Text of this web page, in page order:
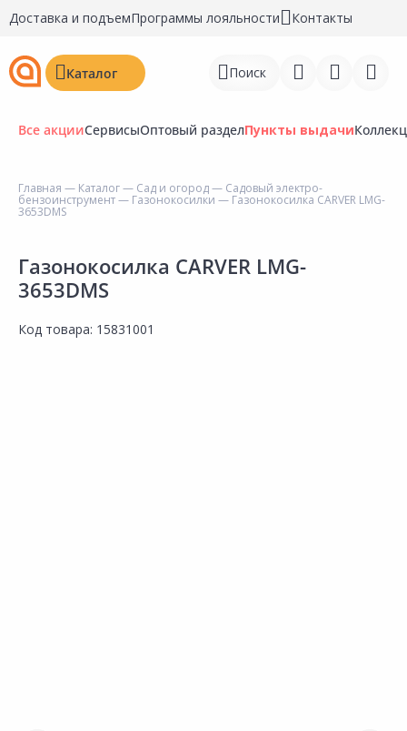
Доставка и подъемПрограммы лояльности Контакты
Каталог Поиск
Избранное
Все акцииСервисыОптовый разделПункты выдачи
Главная — Каталог— Сад и огород— Садовый электро-
бензоинструмент— Газонокосилки — Газонокосилка CARVER LMG-
3653DMS
Газонокосилка CARVER LMG-
3653DMS
Код товара: 15831001